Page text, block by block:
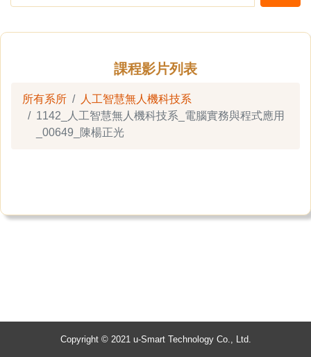
課程影片列表
所有系所
人工智慧無人機科技系
1142_人工智慧無人機科技系_電腦實務與程式應用
_00649_陳楊正光
Copyright © 2021 u-Smart Technology Co., Ltd.